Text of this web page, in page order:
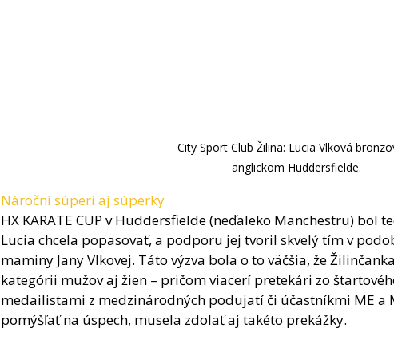
City Sport Club Žilina: Lucia Vlková
anglickom Huddersfielde.
Nároční súperi aj súperky
HX KARATE CUP v Huddersfielde (neďaleko Manchestru) bol
Lucia chcela popasovať, a podporu jej tvoril skvelý tím v
maminy Jany Vlkovej. Táto výzva bola o to väčšia, že
kategórii mužov aj žien – pričom viacerí pretekári zo
medailistami z medzinárodných podujatí či účastníkmi ME a
pomýšľať na úspech, musela zdolať aj takéto prekážky.